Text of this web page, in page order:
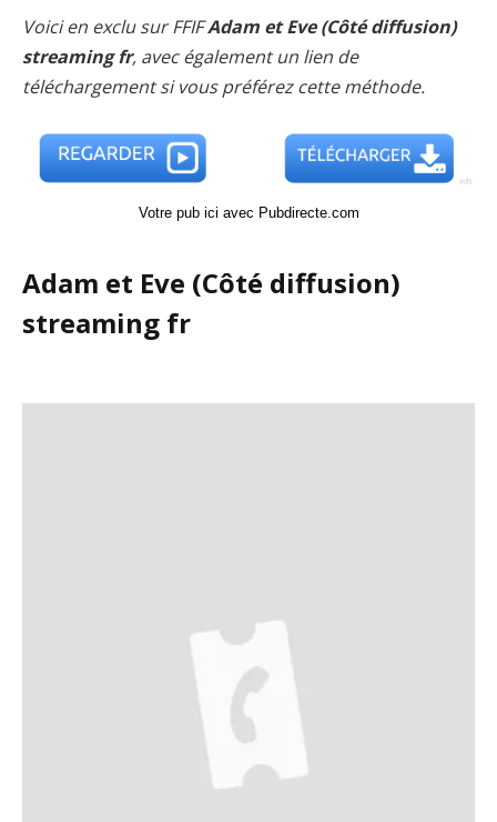
Voici en exclu sur FFIFAdam et Eve (Côté diffusion)
streaming fr, avec également un lien de
téléchargement si vous préférez cette méthode.
Votre pub ici avec Pubdirecte.com
Adam et Eve (Côté diffusion)
streaming fr